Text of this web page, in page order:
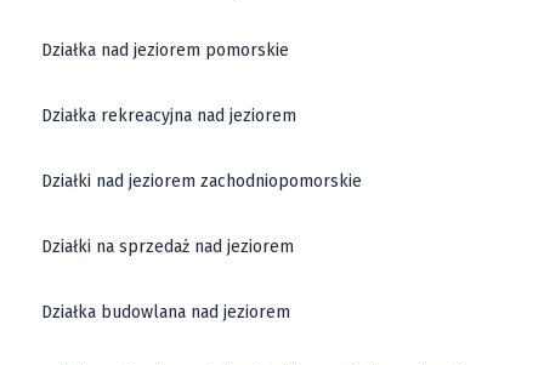
Działka nad jeziorem pomorskie
Działka rekreacyjna nad jeziorem
Działki nad jeziorem zachodniopomorskie
Działki na sprzedaż nad jeziorem
Działka budowlana nad jeziorem